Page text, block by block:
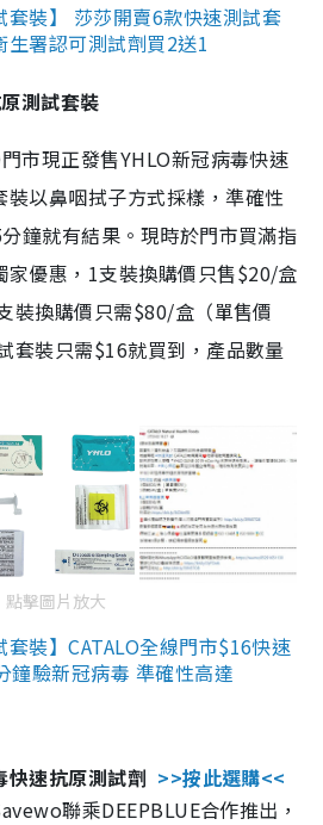
套裝】 莎莎開賣6款快速測試套
署認可測試劑買2送1
測試套裝
市現正發售YHLO新冠病毒快速
以鼻咽拭子方式採樣，準確性
鐘就有結果。現時於門市買滿指
家優惠，1支裝換購價只售$20/盒
裝換購價只需$80/盒（單售價
套裝只需$16就買到，產品數量
點擊圖片放大
裝】CATALO全線門市$16快速
鐘驗新冠病毒 準確性高達
速抗原測試劑 >>按此選購<<
聯乘DEEPBLUE合作推出，